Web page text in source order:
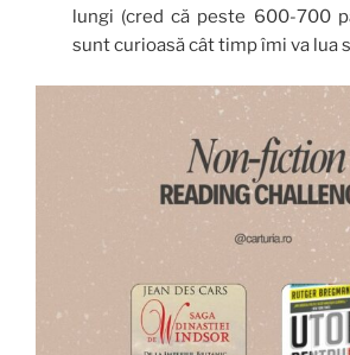
lungi (cred că peste 600-700
sunt curioasă cât timp îmi va lua